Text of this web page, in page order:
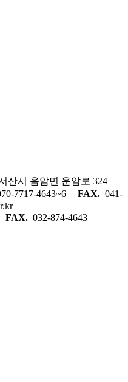
산시 음암면 운암로 324 |
7717-4643~6 | FAX. 041-
FAX. 032-874-4643